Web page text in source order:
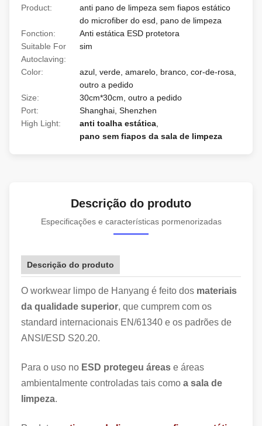
Product:
anti pano de limpeza sem fiapos estático
do microfiber do esd, pano de limpeza
Fonction:
Anti estática ESD protetora
Suitable For
Autoclaving:
sim
Color:
azul, verde, amarelo, branco, cor-de-rosa,
outro a pedido
Size:
30cm*30cm, outro a pedido
Port:
Shanghai, Shenzhen
High Light:
anti toalha estática
pano sem fiapos da sala de limpeza
Descrição do produto
Especificações e características pormenorizadas
Descrição do produto
O workwear limpo de Hanyang é feito dos materiais
da qualidade superior, que cumprem com os
standard internacionais EN/61340 e os padrões de
ANSI/ESD S20.20.
Para o uso no ESD protegeu áreas e áreas
ambientalmente controladas tais como a sala de
limpeza.